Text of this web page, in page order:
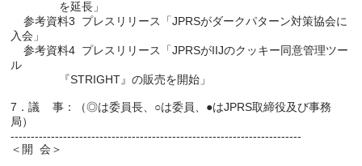
    参考資料3  プレスリリース「JPRSがダークパターン対策協会に
入会」
    参考資料4  プレスリリース「JPRSがIIJのクッキー同意管理ツー
ル
7．議    事：（◎は委員長、○は委員、●はJPRS取締役及び事務
局）
------------------------------------------------------------------------
＜開  会＞